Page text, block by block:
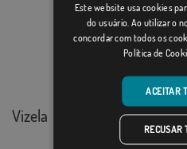
Vizela
Este website usa cookies
do usuário. Ao utilizar o
concordar com todos os
Política de
ACEITAR
RECUSAR